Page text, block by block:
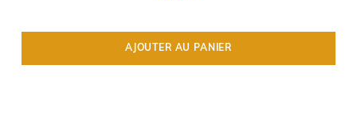
AJOUTER AU PANIER